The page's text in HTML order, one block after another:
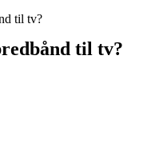
til tv?
til tv?